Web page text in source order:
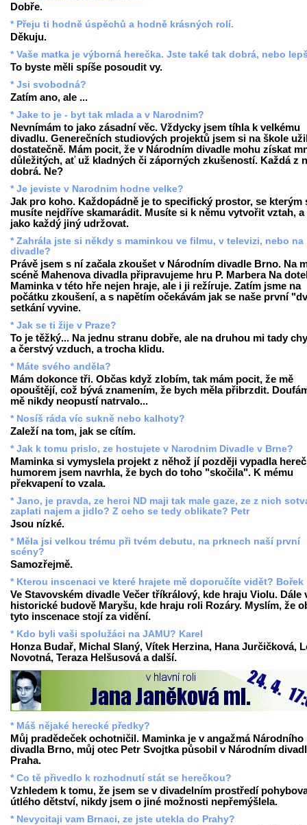
Dobře.
* Přeju ti hodně úspěchů a hodně krásných rolí.
Děkuju.
* Vaše matka je výborná herečka. Jste také tak dobrá, nebo
To byste měli spíše posoudit vy.
* Jsi svobodná?
Zatím ano, ale ...
* Jake to je - byt tak mlada a v Narodnim?
Nevnímám to jako zásadní věc. Vždycky jsem tíhla k velkému
divadlu. Generečních studiových projektů jsem si na škole
dostatečně. Mám pocit, že v Národním divadle mohu získat
důležitých, ať už kladných či záporných zkušeností. Každá z
dobrá. Ne?
* Je jeviste v Narodnim hodne velke?
Jak pro koho. Každopádně je to specifický prostor, se kterým
musíte nejdříve skamarádit. Musíte si k němu vytvořit vztah, a
jako každý jiný udržovat.
* Zahrála jste si někdy s maminkou ve filmu, v televizi, nebo na
divadle?
Právě jsem s ní začala zkoušet v Národním divadle Brno. Na
scéně Mahenova divadla připravujeme hru P. Marbera Na
Maminka v této hře nejen hraje, ale i ji režíruje. Zatím jsme na
počátku zkoušení, a s napětím očekávám jak se naše první
setkání vyvine.
* Jak se ti žije v Praze?
To je těžký... Na jednu stranu dobře, ale na druhou mi tady
a čerstvý vzduch, a trocha klidu.
* Máte svého anděla?
Mám dokonce tři. Občas když zlobím, tak mám pocit, že mě
opouštějí, což bývá znamením, že bych měla přibrzdit.
mě nikdy neopustí natrvalo...
* Nosíš ráda víc sukně nebo kalhoty?
Zaleží na tom, jak se cítím.
* Jak k tomu prislo, ze hostujete v Narodnim Divadle v Brne?
Maminka si vymyslela projekt z něhož jí později vypadla
humorem jsem navrhla, že bych do toho "skočila". K mému
překvapení to vzala.
* Jano, je pravda, ze herci ND maji tak male gaze, ze z nich
zaplati najem a jidlo? Z ceho se tedy oblikate? Petr
Jsou nízké.
* Měla jsi velkou trému při tvém debutu, na prknech naší první
scény?
Samozřejmě.
* Kterou inscenaci ve které hrajete mě doporučíte vidět? Bořek
Ve Stavovském divadle Večer tříkrálový, kde hraju Violu. Dále
historické budově Maryšu, kde hraju roli Rozáry. Myslím, že
tyto inscenace stojí za vidění.
* Kdo byli vaši spolužáci na JAMU? Karel
Honza Budař, Michal Slaný, Vítek Herzina, Hana Jurčičková,
Novotná, Teraza Helšusová a další.
* Máš nějaké herecké předky?
Můj pradědeček ochotničil. Maminka je v angažmá Národního
divadla Brno, můj otec Petr Svojtka působil v Národním
Praha.
* Co tě přivedlo k rozhodnutí stát se herečkou?
Vzhledem k tomu, že jsem se v divadelním prostředí
útlého dětství, nikdy jsem o jiné možnosti nepřemýšlela.
* Nevycitaji vam Brnaci, ze jste utekla do Prahy?